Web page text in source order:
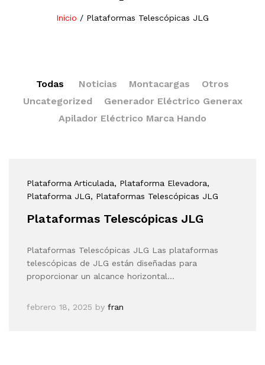
Inicio / Plataformas Telescópicas JLG
Todas Noticias Montacargas
Otros
Uncategorized
Generador Eléctrico Generax
Apilador Eléctrico Marca Hando
Plataforma Articulada, Plataforma Elevadora,
Plataforma JLG, Plataformas Telescópicas JLG
Plataformas Telescópicas JLG
Plataformas Telescópicas JLG Las plataformas
telescópicas de JLG están diseñadas para
proporcionar un alcance horizontal…
febrero 18, 2025 by fran